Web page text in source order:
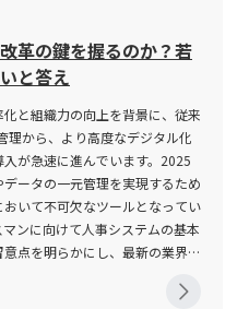
るリスク指標にとどまらず、
相場全体の変動傾向の分析、さ
資金額の配分決定にまで幅広く
ティを持つ銘柄は、急激な価格
的に短期利益を狙うデイトレー
ます。逆に、低ボラティリティ
前提とした投資戦略において重
指標の一つであり、これだけに
て危険です。まず第一に、ボラ
降の方向性や根本的な投資価値
市場の動向や他のテクニカル指
併せて総合的に判断する必要が
金決済取引）など、さまざまな
リティが高い状態は、短期間で
やすいことを意味し、逆に低い
す。 投資家はこの指標を基
判断し、どのタイミングで取引
また、ボラティリティは単に
動の頻度や値幅（スプレッド）
解される。 具体的な種類とし
（IV）、ヒストリカルボラティ
ティリティ（RV）などが挙げら
ら市場の期待や過去の実績を評
ィは将来の価格変動を予測
活用される一方、ヒストリカル
革の鍵を握るのか？若
と答え
と組織力の向上を背景に、従来
理から、より高度なデジタル化
が急速に進んでいます。2025
ータの一元管理を実現するため
いて不可欠なツールとなってい
ンに向けて人事システムの基本
点を明らかにし、最新の業界動
、企業が抱える人事管理の課題
用例や、今後のビジネス環境に